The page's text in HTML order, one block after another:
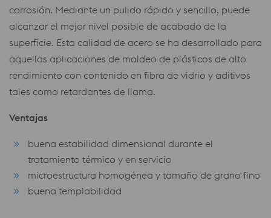
corrosión. Mediante un pulido rápido y sencillo, puede
alcanzar el mejor nivel posible de acabado de la
superficie. Esta calidad de acero se ha desarrollado para
aquellas aplicaciones de moldeo de plásticos de alto
rendimiento con contenido en fibra de vidrio y aditivos
tales como retardantes de llama.
Ventajas
buena estabilidad dimensional durante el
tratamiento térmico y en servicio
microestructura homogénea y tamaño de grano fino
buena templabilidad